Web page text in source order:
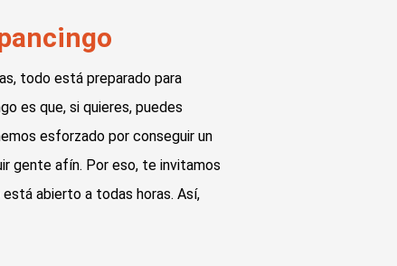
todo está preparado para
es que, si quieres, puedes
esforzado por conseguir un
gente afín. Por eso, te invitamos
abierto a todas horas. Así,